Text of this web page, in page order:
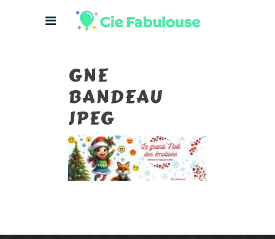
GNE
BANDEAU
JPEG